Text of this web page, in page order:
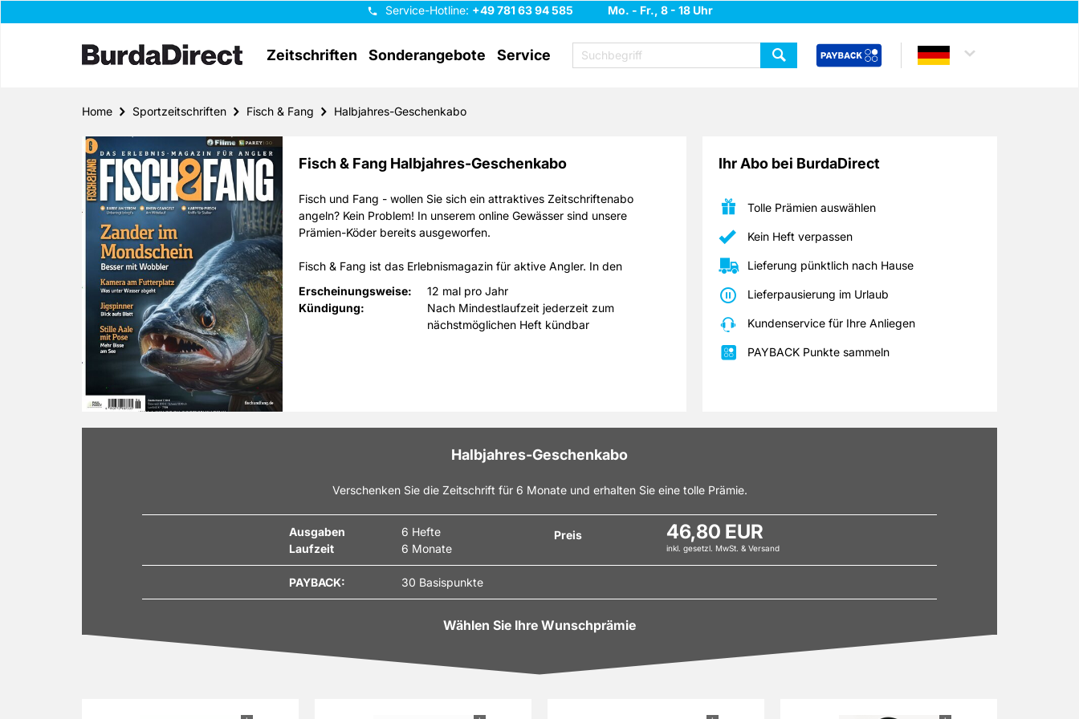
Service-Hotline: +49 781 63 94 585 Mo. - Fr., 8 - 18 Uhr
Zeitschriften Sonderangebote Service
Home Sportzeitschriften Fisch & Fang Halbjahres-Geschenkabo
Fisch & Fang Halbjahres-Geschenkabo
Fisch und Fang - wollen Sie sich ein attraktives Zeitschriftenabo
angeln? Kein Problem! In unserem online Gewässer sind unsere
Prämien-Köder bereits ausgeworfen.
Fisch & Fang ist das Erlebnismagazin für aktive Angler. In den
Herz begehrt. Der Schwerpunkt liegt auf praktischen Tipps rund um
das Thema Angeln. Erfahren Sie alles zu den neusten Trends in
Sachen Ausrüstung und Zubehör und erfahren Sie direkt wo sie die
und verpassen Sie keine Neuigkeiten aus der Welt des Angelsports.
ganz großen Fang machen.
Erscheinungsweise:
12 mal pro Jahr
Kündigung:
Nach Mindestlaufzeit jederzeit zum
nächstmöglichen Heft kündbar
Ihr Abo bei BurdaDirect
Tolle Prämien auswählen
Kein Heft verpassen
Lieferung pünktlich nach Hause
Lieferpausierung im Urlaub
Kundenservice für Ihre Anliegen
PAYBACK Punkte sammeln
Halbjahres-Geschenkabo
Verschenken Sie die Zeitschrift für 6 Monate und erhalten Sie eine tolle Prämie.
Ausgaben
6 Hefte
Laufzeit
6 Monate
Preis 46,80 EUR
inkl. gesetzl. MwSt. & Versand
PAYBACK: 30 Basispunkte
Wählen Sie Ihre Wunschprämie